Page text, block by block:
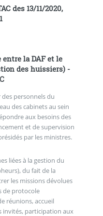
des 13/11/2020,
la DAF et le
des huissiers) -
personnels du
des cabinets au sein
aux besoins des
et de supervision
par les ministres.
liées à la gestion du
du fait de la
les missions dévolues
de protocole
réunions, accueil
invités, participation aux